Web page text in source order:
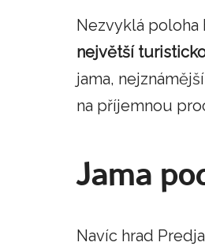
Nezvyklá poloha
největší
jama,
na příjemnou
Jama
Navíc hrad